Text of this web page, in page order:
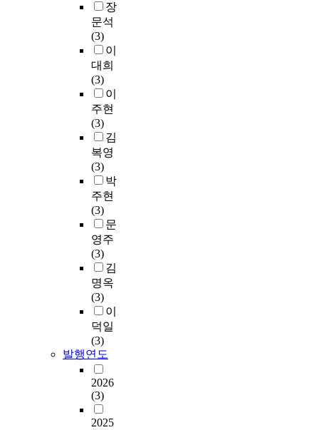
장
문석
(3)
이
대희
(3)
이
주현
(3)
김
복영
(3)
박
주현
(3)
문
영주
(3)
김
명옥
(3)
이
덕일
(3)
발행연도
2026
(3)
2025